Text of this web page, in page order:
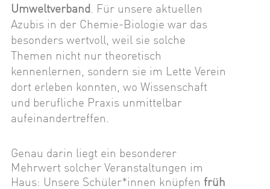
Umweltverband
. Für unsere aktuellen
Azubis in der Chemie-Biologie war das
besonders wertvoll, weil sie solche
Themen nicht nur theoretisch
kennenlernen, sondern sie im Lette Verein
dort erleben konnten, wo Wissenschaft
und berufliche Praxis unmittelbar
aufeinandertreffen.
Genau darin liegt ein besonderer
Mehrwert solcher Veranstaltungen im
Haus: Unsere Schüler*innen knüpfen früh